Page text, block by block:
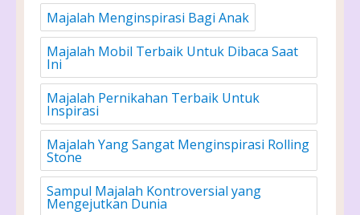
Majalah Menginspirasi Bagi Anak
Majalah Mobil Terbaik Untuk Dibaca Saat
Ini
Majalah Pernikahan Terbaik Untuk
Inspirasi
Majalah Yang Sangat Menginspirasi Rolling
Stone
Sampul Majalah Kontroversial yang
Mengejutkan Dunia